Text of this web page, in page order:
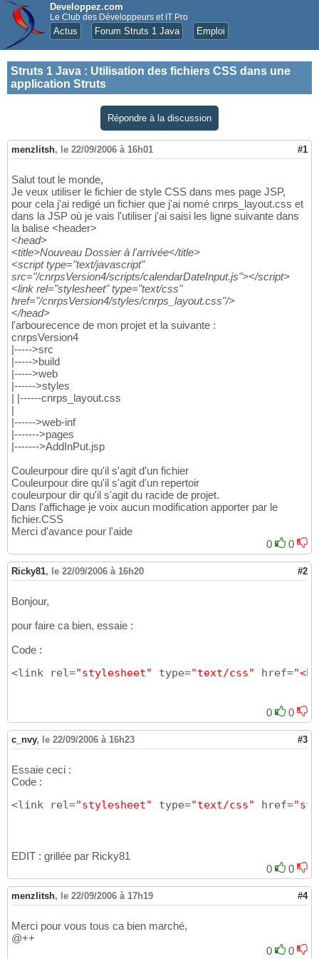
Developpez.com
Le Club des Développeurs et IT Pro
Actus Forum Struts 1 Java Emploi
Struts 1 Java : Utilisation des fichiers CSS dans une
application Struts
Répondre à la discussion
menzlitsh, le 22/09/2006 à 16h01 #1
Salut tout le monde,
Je veux utiliser le fichier de style CSS dans mes page JSP,
pour cela j'ai redigé un fichier que j'ai nomé cnrps_layout.css et
dans la JSP où je vais l'utiliser j'ai saisi les ligne suivante dans
la balise <header>
<head>
<title>Nouveau Dossier à l'arrivée</title>
<script type="text/javascript"
src="/cnrpsVersion4/scripts/calendarDateInput.js"></script>
<link rel="stylesheet" type="text/css"
href="/cnrpsVersion4/styles/cnrps_layout.css"/>
</head>
l'arbourecence de mon projet et la suivante :
cnrpsVersion4
|----->src
|----->build
|----->web
|------>styles
| |------cnrps_layout.css
|
|------>web-inf
|------->pages
|------->AddInPut.jsp
Couleurpour dire qu'il s'agit d'un fichier
Couleurpour dire qu'il s'agit d'un repertoir
couleurpour dir qu'il s'agit du racide de projet.
Dans l'affichage je voix aucun modification apporter par le
fichier.CSS
Merci d'avance pour l'aide
0
0
Ricky81, le 22/09/2006 à 16h20 #2
Bonjour,
pour faire ca bien, essaie :
Code :
<link rel="stylesheet" type="text/css" href=
0 0
c_nvy, le 22/09/2006 à 16h23 #3
Essaie ceci :
Code :
<link rel="stylesheet" type="text/css" href=
EDIT : grillée par Ricky81
0
0
menzlitsh, le 22/09/2006 à 17h19 #4
Merci pour vous tous ca bien marché,
@++
0
0